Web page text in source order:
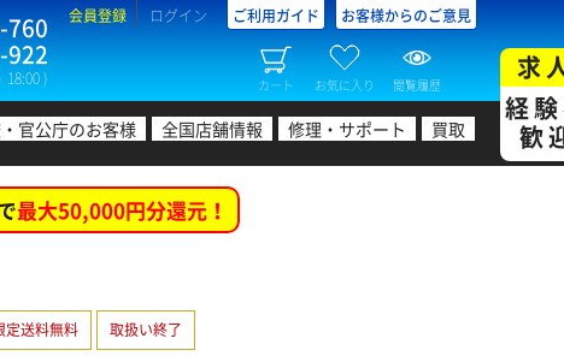
760
922
18:00 )
会員登録 ログイン ご利用ガイド お客様からのご意見
カート お気に入り 閲覧履歴
官公庁のお客様 全国店舗情報 修理・サポート 買取
求
経
歓
最大50,000円分還元！
定送料無料 取扱い終了